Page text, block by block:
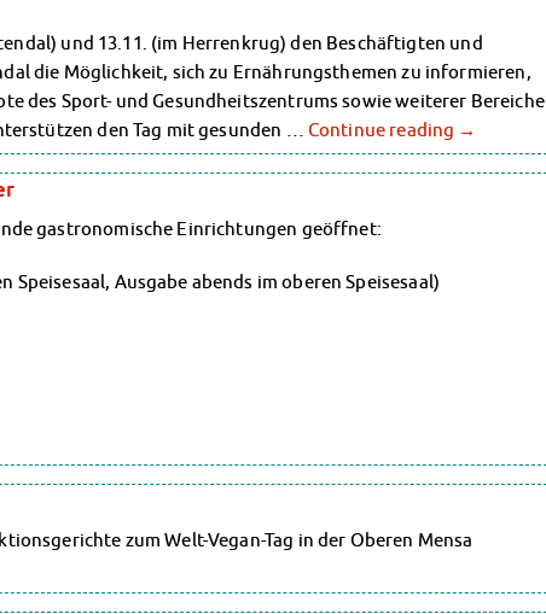
und 13.11. (im Herrenkrug) den Beschäftigten und
die Möglichkeit, sich zu Ernährungsthemen zu informieren,
des Sport- und Gesundheitszentrums sowie weiterer Bereiche
den Tag mit gesunden … Continue reading →
gastronomische Einrichtungen geöffnet:
Ausgabe abends im oberen Speisesaal)
zum Welt-Vegan-Tag in der Oberen Mensa